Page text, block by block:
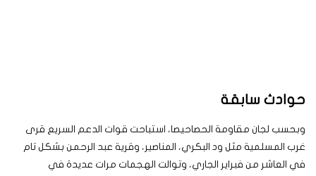
حوادث سابقة
وبحسب لجان مقاومة الحصاحيصا، استباحت قوات الدعم السريع قرى
غرب المسلمية مثل ود البكري، المناصير، وقرية عبد الرحمن بشكل تام
في العاشر من فبراير الجاري، وتوالت الهجمات مرات عديدة في